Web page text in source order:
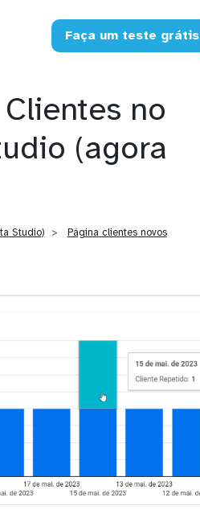
Faça um teste grátis
no
(agora
Studio)
Página clientes novos